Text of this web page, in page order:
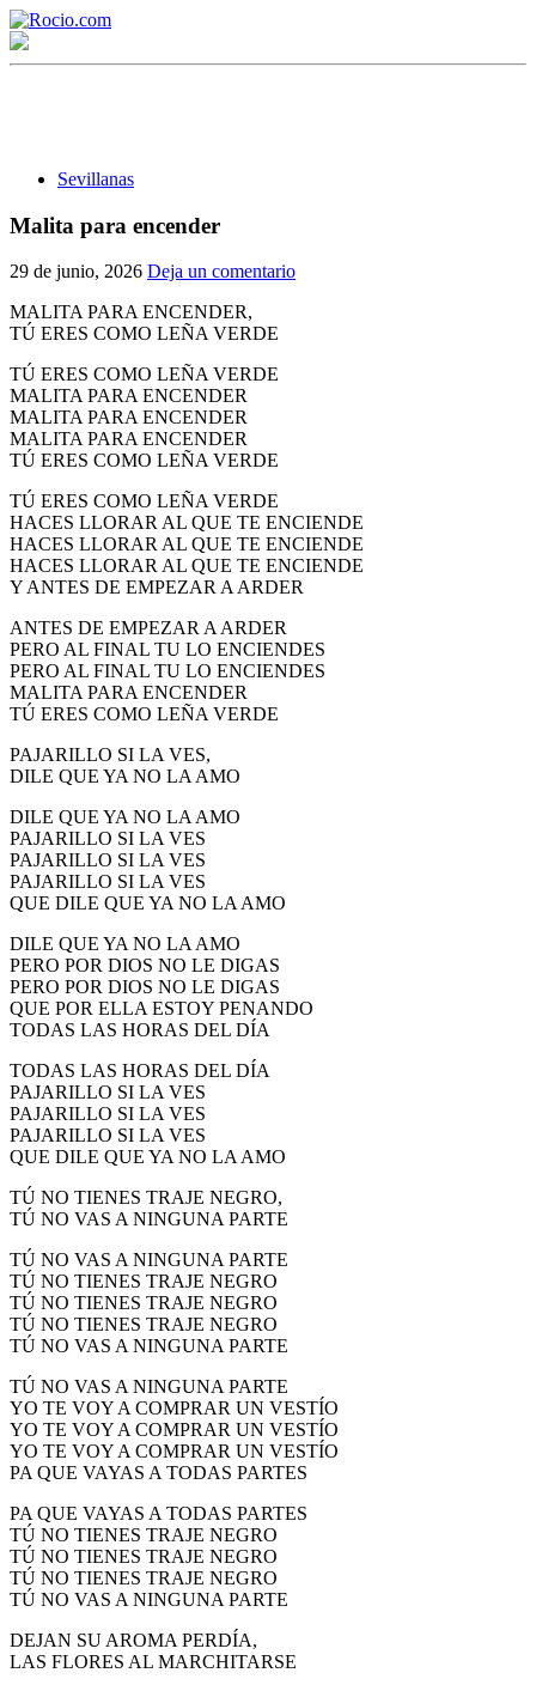
Sevillanas
Malita para encender
29 de junio, 2026 Deja un comentario
MALITA PARA ENCENDER,
TÚ ERES COMO LEÑA VERDE
TÚ ERES COMO LEÑA VERDE
MALITA PARA ENCENDER
MALITA PARA ENCENDER
MALITA PARA ENCENDER
TÚ ERES COMO LEÑA VERDE
TÚ ERES COMO LEÑA VERDE
HACES LLORAR AL QUE TE ENCIENDE
HACES LLORAR AL QUE TE ENCIENDE
HACES LLORAR AL QUE TE ENCIENDE
Y ANTES DE EMPEZAR A ARDER
ANTES DE EMPEZAR A ARDER
PERO AL FINAL TU LO ENCIENDES
PERO AL FINAL TU LO ENCIENDES
MALITA PARA ENCENDER
TÚ ERES COMO LEÑA VERDE
PAJARILLO SI LA VES,
DILE QUE YA NO LA AMO
DILE QUE YA NO LA AMO
PAJARILLO SI LA VES
PAJARILLO SI LA VES
PAJARILLO SI LA VES
QUE DILE QUE YA NO LA AMO
DILE QUE YA NO LA AMO
PERO POR DIOS NO LE DIGAS
PERO POR DIOS NO LE DIGAS
QUE POR ELLA ESTOY PENANDO
TODAS LAS HORAS DEL DÍA
TODAS LAS HORAS DEL DÍA
PAJARILLO SI LA VES
PAJARILLO SI LA VES
PAJARILLO SI LA VES
QUE DILE QUE YA NO LA AMO
TÚ NO TIENES TRAJE NEGRO,
TÚ NO VAS A NINGUNA PARTE
TÚ NO VAS A NINGUNA PARTE
TÚ NO TIENES TRAJE NEGRO
TÚ NO TIENES TRAJE NEGRO
TÚ NO TIENES TRAJE NEGRO
TÚ NO VAS A NINGUNA PARTE
TÚ NO VAS A NINGUNA PARTE
YO TE VOY A COMPRAR UN VESTÍO
YO TE VOY A COMPRAR UN VESTÍO
YO TE VOY A COMPRAR UN VESTÍO
PA QUE VAYAS A TODAS PARTES
PA QUE VAYAS A TODAS PARTES
TÚ NO TIENES TRAJE NEGRO
TÚ NO TIENES TRAJE NEGRO
TÚ NO TIENES TRAJE NEGRO
TÚ NO VAS A NINGUNA PARTE
DEJAN SU AROMA PERDÍA,
LAS FLORES AL MARCHITARSE
¡Bienvenido! Soy el asistente virtual de rocio.com.
Historia de la Virgen del Rocío
¿Cuándo es la romería del Rocío?
¿Cuándo se construyó la primera ermita?
El traslado cada siete años
¿Cuales son los actos principales que se celebran en el
Rocío?
Quiero hacer el camino,¿que tengo que hacer?
En el Rocío, ¿dónde me alojo?